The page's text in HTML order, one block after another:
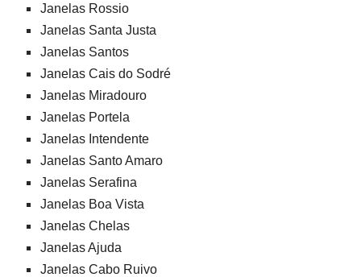
Janelas Rossio
Janelas Santa Justa
Janelas Santos
Janelas Cais do Sodré
Janelas Miradouro
Janelas Portela
Janelas Intendente
Janelas Santo Amaro
Janelas Serafina
Janelas Boa Vista
Janelas Chelas
Janelas Ajuda
Janelas Cabo Ruivo